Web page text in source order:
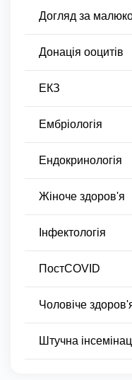
Догляд за
Донація ооцитів
ЕКЗ
Ембріологія
Ендокринологія
Жіноче здоров'я
Інфектологія
ПостCOVID
Чоловіче
Штучна